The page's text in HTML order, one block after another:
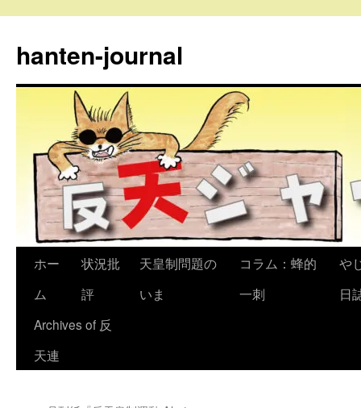
テ
ン
hanten-journal
ホー
ム
状況批
評
天皇制問題の
いま
コラム：蜂的
一刺
や
日
Archives of 反
天連